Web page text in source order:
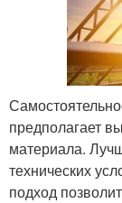
предполагает
материала.
технических
подход